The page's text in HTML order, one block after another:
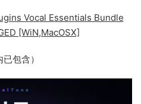
Vocal Essentials Bundle
[WiN,MacOSX]
已包含）